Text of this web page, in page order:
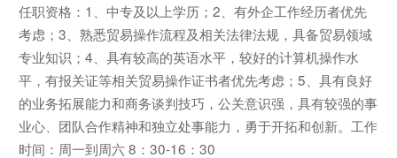
任职资格：1、中专及以上学历；2、有外企工作经历者优先
考虑；3、熟悉贸易操作流程及相关法律法规，具备贸易领域
专业知识；4、具有较高的英语水平，较好的计算机操作水
平，有报关证等相关贸易操作证书者优先考虑；5、具有良好
的业务拓展能力和商务谈判技巧，公关意识强，具有较强的事
业心、团队合作精神和独立处事能力，勇于开拓和创新。工作
时间：周一到周六 8：30-16：30